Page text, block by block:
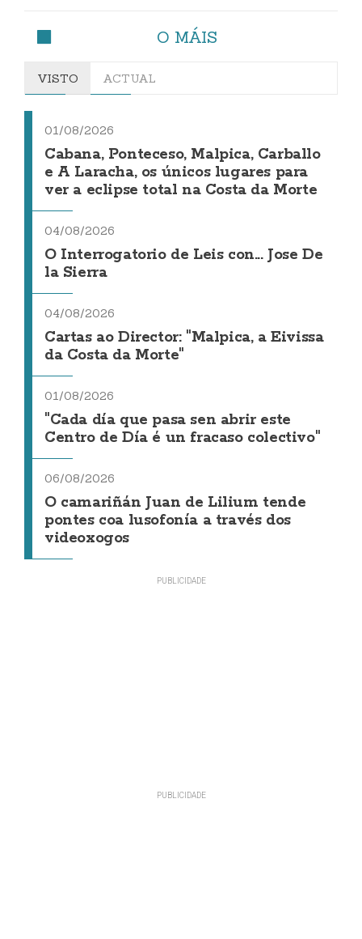
O MÁIS
VISTO ACTUAL
01/08/2026
Cabana, Ponteceso, Malpica, Carballo
e A Laracha, os únicos lugares para
ver a eclipse total na Costa da Morte
04/08/2026
O Interrogatorio de Leis con... Jose De
la Sierra
04/08/2026
Cartas ao Director: "Malpica, a Eivissa
da Costa da Morte"
01/08/2026
"Cada día que pasa sen abrir este
Centro de Día é un fracaso colectivo"
06/08/2026
O camariñán Juan de Lilium tende
pontes coa lusofonía a través dos
videoxogos